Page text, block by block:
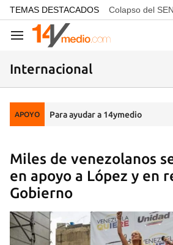
common.go-to-content
TEMAS DESTACADOS Colapso del SEN
Navegación
Internacional
APOYO Para ayudar a 14ymedio
Miles de venezolanos
en apoyo a López y en
Gobierno